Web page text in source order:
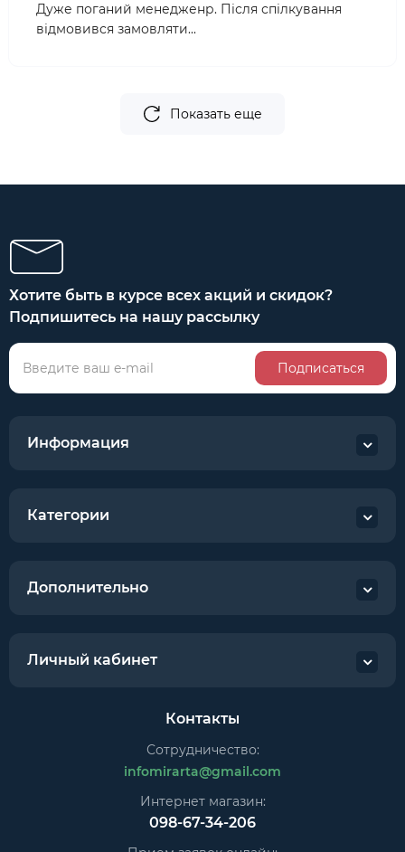
Дуже поганий менедженр. Після спілкування
відмовився замовляти...
Показать еще
Хотите быть в курсе всех акций и скидок?
Подпишитесь на нашу рассылку
Подписаться
Информация
Категории
Дополнительно
Личный кабинет
Контакты
Сотрудничество:
infomirarta@gmail.com
Интернет магазин:
098-67-34-206